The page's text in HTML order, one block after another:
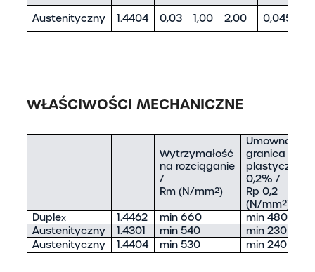
Austenityczny 1.4404 0,03 1,00 2,00 0,045
WŁAŚCIWOŚCI MECHANICZNE
Wytrzymałość
na rozciąganie
/
Rm (N/mm²)
Umowna
granica
0,2% /
Rp 0,2
(N/mm²)
Duplex
1.4462 min 660
min 480
Austenityczny
1.4301 min 540
min 230
Austenityczny
1.4404 min 530 min 240